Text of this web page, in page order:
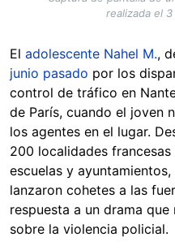
realizada el
El adolescente Nahel M.,
junio pasado por los
control de tráfico en
de París, cuando el joven
los agentes en el lugar.
200 localidades
escuelas y
lanzaron cohetes a las
respuesta a un drama
sobre la violencia policial.